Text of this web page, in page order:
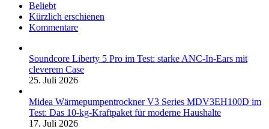
Beliebt
Kürzlich erschienen
Kommentare
Soundcore Liberty 5 Pro im Test: starke ANC-In-Ears mit
cleverem Case
25. Juli 2026
Midea Wärmepumpentrockner V3 Series MDV3EH100D im
Test: Das 10-kg-Kraftpaket für moderne Haushalte
17. Juli 2026